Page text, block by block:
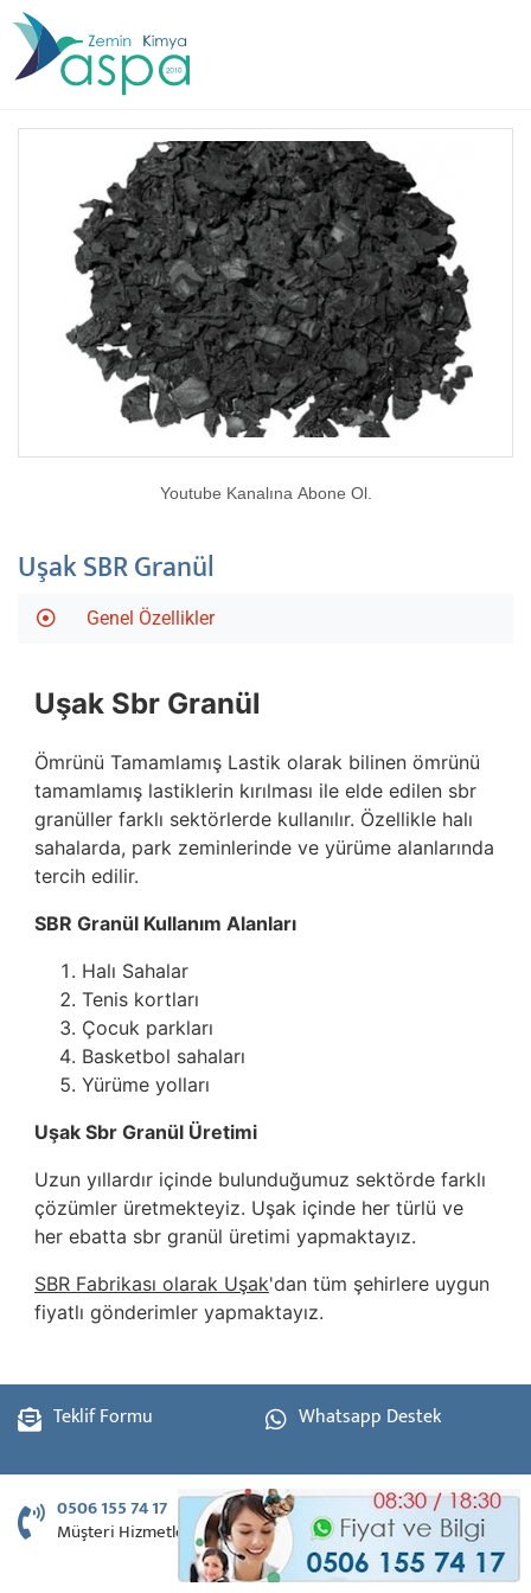
Youtube Kanalına Abone Ol.
Uşak SBR Granül
Genel Özellikler
Uşak Sbr Granül
Ömrünü Tamamlamış Lastik olarak bilinen ömrünü
tamamlamış lastiklerin kırılması ile elde edilen sbr
granüller farklı sektörlerde kullanılır. Özellikle halı
sahalarda, park zeminlerinde ve yürüme alanlarında
tercih edilir.
SBR Granül Kullanım Alanları
Halı Sahalar
Tenis kortları
Çocuk parkları
Basketbol sahaları
Yürüme yolları
Uşak Sbr Granül Üretimi
Uzun yıllardır içinde bulunduğumuz sektörde farklı
çözümler üretmekteyiz. Uşak içinde her türlü ve
her ebatta sbr granül üretimi yapmaktayız.
SBR Fabrikası olarak Uşak'dan tüm şehirlere uygun
fiyatlı gönderimler yapmaktayız.
Teklif Formu Whatsapp Destek
0506 155 74 17
Müşteri Hizmetleri